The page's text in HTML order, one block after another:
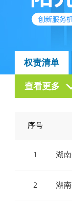
权责清单
查看更多